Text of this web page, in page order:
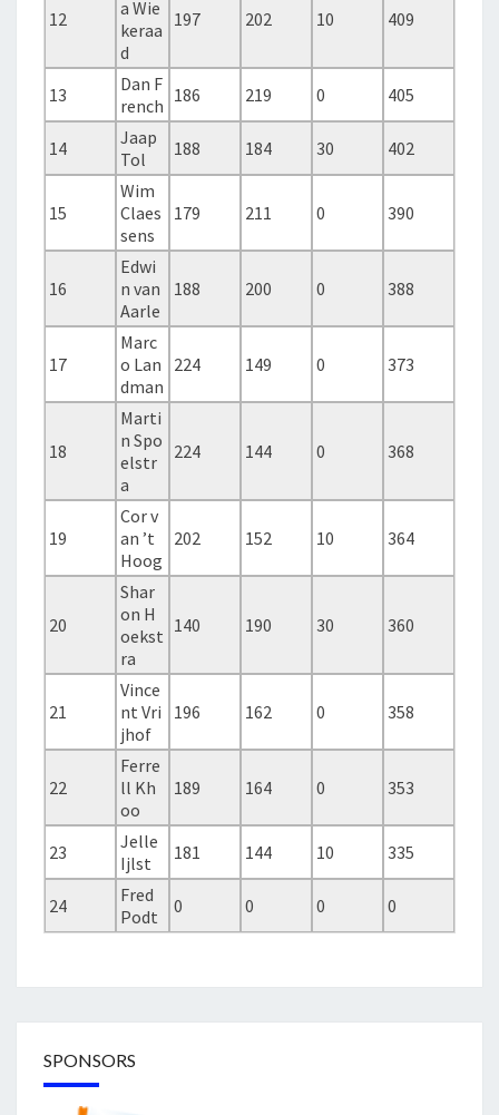
12
a Wie
keraa
d
197 202 10 409
13
Dan F
rench 186 219 0 405
14
Jaap
Tol
188 184 30 402
15
Wim
Claes
sens
179 211 0 390
16
Edwi
n van
Aarle
188 200 0 388
17
Marc
o Lan
dman
224 149 0 373
18
Marti
n Spo
elstr
a
224 144 0 368
19
Cor v
an ’t
Hoog
202 152 10 364
20
Shar
on H
oekst
ra
140 190 30 360
21
Vince
nt Vri
jhof
196 162 0 358
22
Ferre
ll Kh
oo
189 164 0 353
23
Jelle
Ijlst
181 144 10 335
24
Fred
Podt
0 0 0 0
SPONSORS